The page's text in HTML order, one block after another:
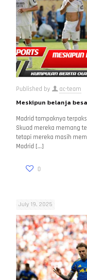
Published by ac-team
Meskipun belanja
Madrid tampaknya
Skuad mereka memang
tetapi mereka masih
Madrid […]
0
July 19, 2025